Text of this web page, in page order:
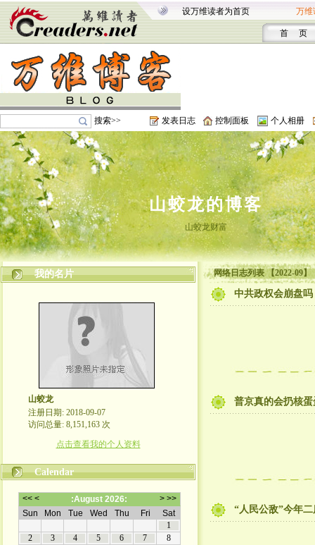
设万维读者为首页 万维
首 页
搜索>> 发表日志 控制面板 个人相册
山蛟龙的博客
山蛟龙财富
我的名片
山蛟龙
注册日期: 2018-09-07
访问总量: 8,151,163 次
点击查看我的个人资料
Calendar
网络日志列表 【2022-09】
中共政权会崩盘吗
普京真的会扔核
“人民公敌”今年